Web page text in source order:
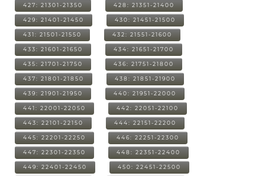
427: 21301-21350 428: 21351-21400
429: 21401-21450 430: 21451-21500
431: 21501-21550 432: 21551-21600
433: 21601-21650 434: 21651-21700
435: 21701-21750 436: 21751-21800
437: 21801-21850 438: 21851-21900
439: 21901-21950 440: 21951-22000
441: 22001-22050 442: 22051-22100
443: 22101-22150 444: 22151-22200
445: 22201-22250 446: 22251-22300
447: 22301-22350 448: 22351-22400
449: 22401-22450 450: 22451-22500